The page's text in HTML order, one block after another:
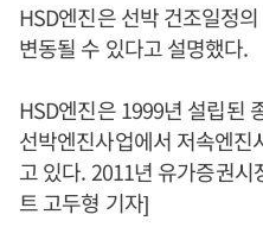
HSD엔진은 선박 건조일정
변동될 수 있다고 설명했다.
HSD엔진은 1999년 설립된
선박엔진사업에서 저속엔
고 있다. 2011년 유가증권
트 고두형 기자]